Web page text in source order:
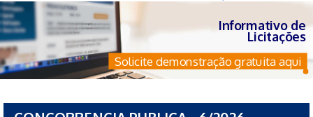
Informativo de
Licitações
Solicite demonstração gratuita aqui